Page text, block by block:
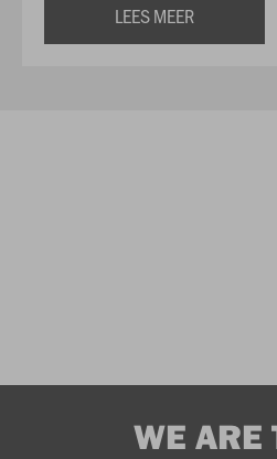
LEES MEER
WE ARE